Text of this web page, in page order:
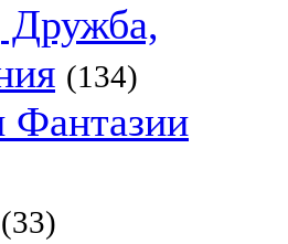
(134)
(33)